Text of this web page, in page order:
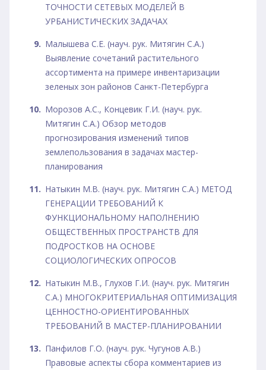
ТОЧНОСТИ СЕТЕВЫХ МОДЕЛЕЙ В
УРБАНИСТИЧЕСКИХ ЗАДАЧАХ
Малышева С.Е. (науч. рук. Митягин С.А.)
Выявление сочетаний растительного
ассортимента на примере инвентаризации
зеленых зон районов Санкт-Петербурга
Морозов А.С., Концевик Г.И. (науч. рук.
Митягин С.А.) Обзор методов
прогнозирования изменений типов
землепользования в задачах мастер-
планирования
Натыкин М.В. (науч. рук. Митягин С.А.) МЕТОД
ГЕНЕРАЦИИ ТРЕБОВАНИЙ К
ФУНКЦИОНАЛЬНОМУ НАПОЛНЕНИЮ
ОБЩЕСТВЕННЫХ ПРОСТРАНСТВ ДЛЯ
ПОДРОСТКОВ НА ОСНОВЕ
СОЦИОЛОГИЧЕСКИХ ОПРОСОВ
Натыкин М.В., Глухов Г.И. (науч. рук. Митягин
С.А.) МНОГОКРИТЕРИАЛЬНАЯ ОПТИМИЗАЦИЯ
ЦЕННОСТНО-ОРИЕНТИРОВАННЫХ
ТРЕБОВАНИЙ В МАСТЕР-ПЛАНИРОВАНИИ
Панфилов Г.О. (науч. рук. Чугунов А.В.)
Правовые аспекты сбора комментариев из